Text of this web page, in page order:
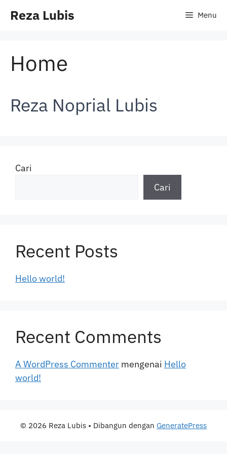
Reza Lubis Menu
Home
Reza Noprial Lubis
Cari
Cari
Recent Posts
Hello world!
Recent Comments
A WordPress Commenter mengenai Hello
world!
© 2026 Reza Lubis • Dibangun dengan GeneratePress